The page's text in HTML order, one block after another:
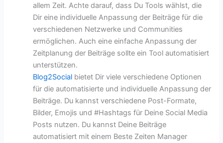
allem Zeit. Achte darauf, dass Du Tools wählst, die
Dir eine individuelle Anpassung der Beiträge für die
verschiedenen Netzwerke und Communities
ermöglichen. Auch eine einfache Anpassung der
Zeitplanung der Beiträge sollte ein Tool automatisiert
unterstützen.
Blog2Social bietet Dir viele verschiedene Optionen
für die automatisierte und individuelle Anpassung der
Beiträge. Du kannst verschiedene Post-Formate,
Bilder, Emojis und #Hashtags für Deine Social Media
Posts nutzen. Du kannst Deine Beiträge
automatisiert mit einem Beste Zeiten Manager